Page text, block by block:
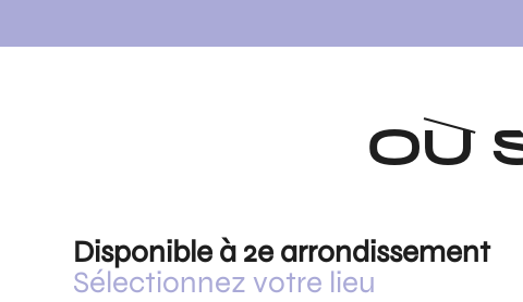
OÙ
Disponible à 2e arrondissement
Sélectionnez votre lieu